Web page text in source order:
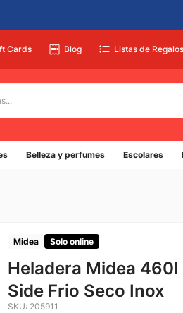
Cards Blog Listas de Regalos
y más...
Belleza y perfumes Escolares
Midea Solo online
Heladera Midea 460l
Side Frio Seco Inox
SKU: 205911